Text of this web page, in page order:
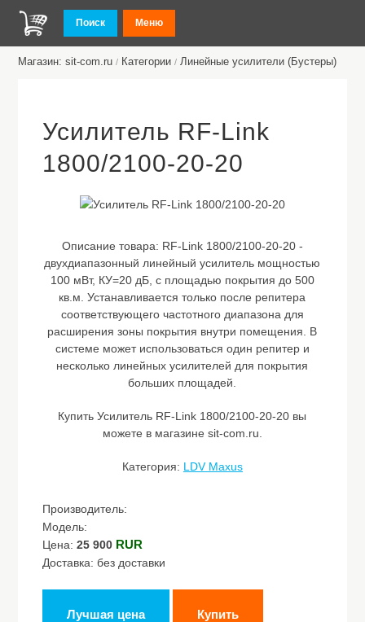
Поиск Меню
Магазин: sit-com.ru / Категории / Линейные усилители (Бустеры)
Усилитель RF-Link
1800/2100-20-20
Описание товара: RF-Link 1800/2100-20-20 -
двухдиапазонный линейный усилитель мощностью
100 мВт, КУ=20 дБ, с площадью покрытия до 500
кв.м. Устанавливается только после репитера
соответствующего частотного диапазона для
расширения зоны покрытия внутри помещения. В
системе может использоваться один репитер и
несколько линейных усилителей для покрытия
больших площадей.
Купить Усилитель RF-Link 1800/2100-20-20 вы
можете в магазине sit-com.ru.
Категория: LDV Maxus
Производитель:
Модель:
Цена:25 900 RUR
Доставка: без доставки
Лучшая цена Купить